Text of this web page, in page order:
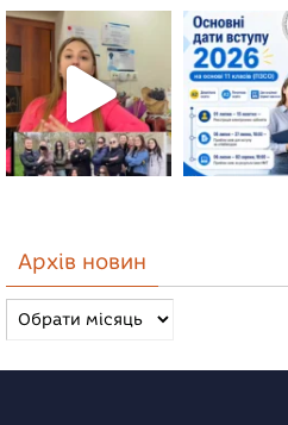
Архів новин
Архів
новин